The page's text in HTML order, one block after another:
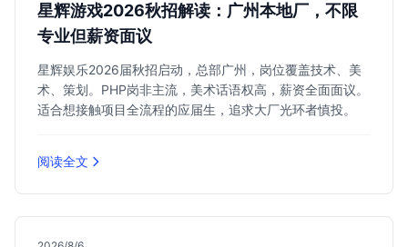
星辉游戏2026秋招解读：广州本地厂，不限
专业但薪资面议
星辉娱乐2026届秋招启动，总部广州，岗位覆盖技术、美
术、策划。PHP岗非主流，美术话语权高，薪资全面面议。
适合想接触项目全流程的应届生，追求大厂光环者慎投。
阅读全文